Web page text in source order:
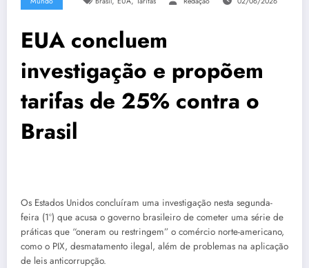
EUA concluem
investigação e propõem
tarifas de 25% contra o
Brasil
Os Estados Unidos concluíram uma investigação nesta segunda-
feira (1º) que acusa o governo brasileiro de cometer uma série de
práticas que “oneram ou restringem” o comércio norte-americano,
como o PIX, desmatamento ilegal, além de problemas na aplicação
de leis anticorrupção.